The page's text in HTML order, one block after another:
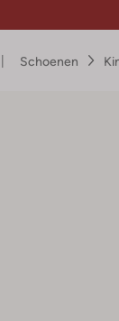
Schoenen